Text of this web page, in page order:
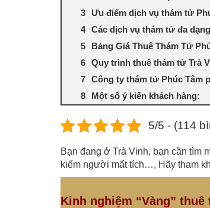
Ưu điểm dịch vụ thám tử
Các dịch vụ thám tử đa
Bảng Giá Thuê Thám Tử
Quy trình thuê thám tử Trà
Công ty thám tử Phúc Tâm
Một số ý kiến khách hàng:
5/5 - (114
Bạn đang ở Trà Vinh, bạn cần tìm
kiếm người mất tích…, Hãy tham
Kinh nghiệm “Vàng”